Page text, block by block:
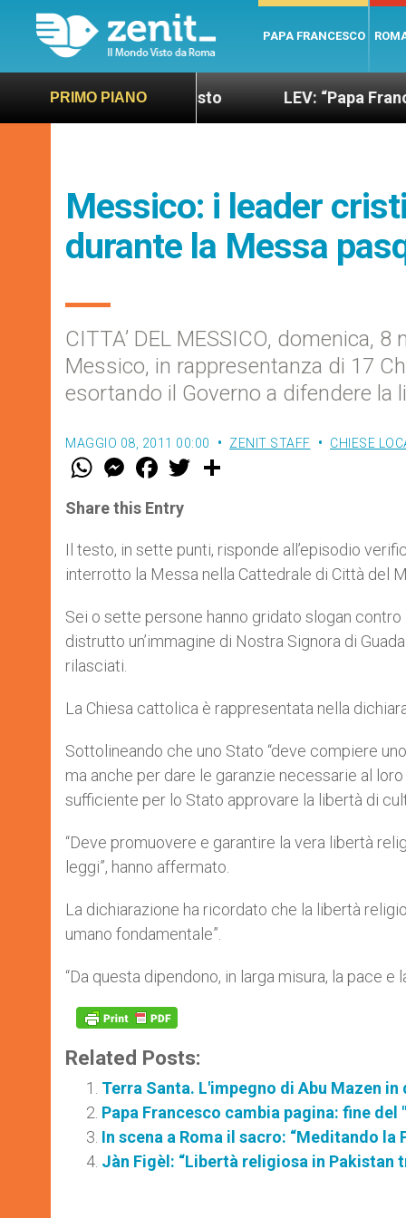
PAPA FRANCESCO
PRIMO PIANO
più sano e giusto LEV: “Papa Francesco.
Messico: i leader
durante la Messa
CITTA’ DEL MESSICO, domenica,
Messico, in rappresentanza di 17
esortando il Governo a difendere la
MAGGIO 08, 2011 00:00 ZENIT STAFF CHIESE
W
t
s
p
p
M
e
s
e
g
e
r
F
a
e
b
o
k
w
r
Share this Entry
Il testo, in sette punti, risponde all’episodio
interrotto la Messa nella Cattedrale di Città del
Sei o sette persone hanno gridato slogan
distrutto un’immagine di Nostra Signora di
rilasciati.
La Chiesa cattolica è rappresentata nella
Sottolineando che uno Stato “deve compiere
ma anche per dare le garanzie necessarie al
sufficiente per lo Stato approvare la libertà di
“Deve promuovere e garantire la vera libertà
leggi”, hanno affermato.
La dichiarazione ha ricordato che la libertà
umano fondamentale”.
“Da questa dipendono, in larga misura, la pace
Related Posts:
Terra Santa. L'impegno di Abu Mazen
Papa Francesco cambia pagina: fine
In scena a Roma il sacro: “Meditando la
Jàn Figèl: “Libertà religiosa in Pakistan